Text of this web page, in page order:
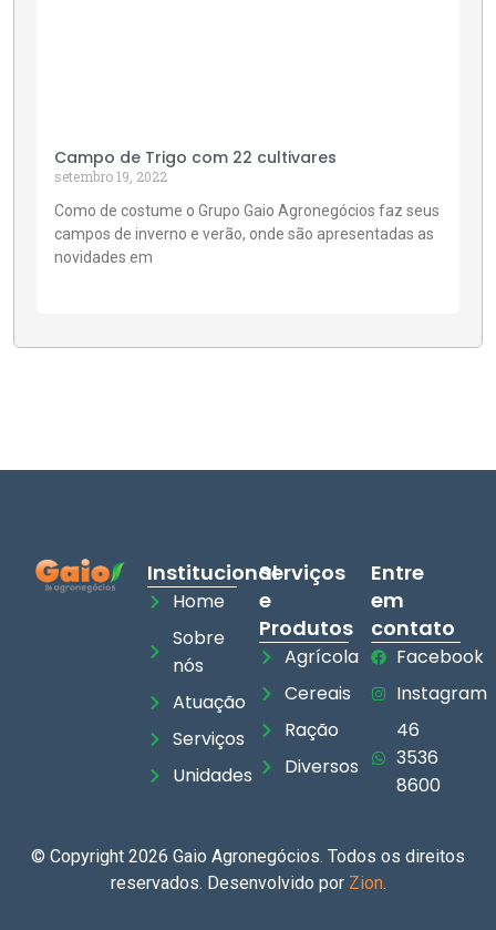
Campo de Trigo com 22 cultivares
setembro 19, 2022
Como de costume o Grupo Gaio Agronegócios faz seus
campos de inverno e verão, onde são apresentadas as
novidades em
Institucional
Home
Sobre
nós
Atuação
Serviços
Unidades
Serviços
e
Produtos
Agrícola
Cereais
Ração
Diversos
Entre
em
contato
Facebook
Instagram
46
3536
8600
© Copyright 2026 Gaio Agronegócios. Todos os direitos
reservados. Desenvolvido por Zion.